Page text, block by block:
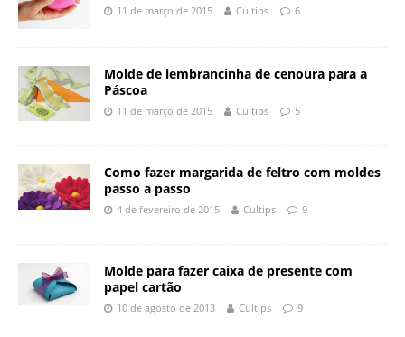
11 de março de 2015 Cultips 6
Molde de lembrancinha de cenoura para a
Páscoa
11 de março de 2015 Cultips 5
Como fazer margarida de feltro com moldes
passo a passo
4 de fevereiro de 2015 Cultips 9
Molde para fazer caixa de presente com
papel cartão
10 de agosto de 2013 Cultips 9